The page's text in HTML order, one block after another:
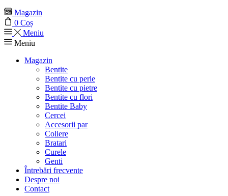
Magazin
0 Coș
Meniu
Meniu
Magazin
Bentite
Bentite cu perle
Bentite cu pietre
Bentite cu flori
Bentite Baby
Cercei
Accesorii par
Coliere
Bratari
Curele
Genti
Întrebări frecvente
Despre noi
Contact